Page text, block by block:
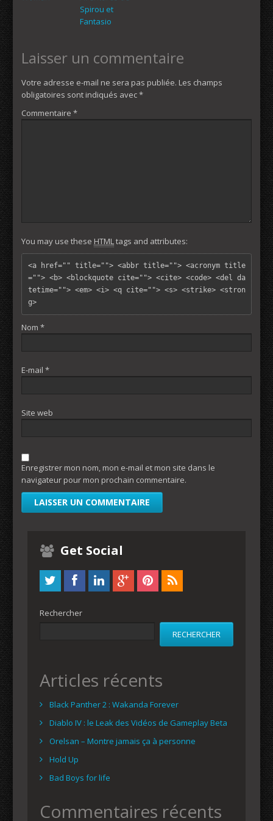
Spirou et
Fantasio
Laisser un commentaire
Votre adresse e-mail ne sera pas publiée. Les champs
obligatoires sont indiqués avec*
Commentaire *
You may use these HTMLtags and attributes:
<a href="" title=""> <abbr title=""> <acronym title
=""> <b> <blockquote cite=""> <cite> <code> <del da
tetime=""> <em> <i> <q cite=""> <s> <strike> <stron
g>
Nom *
E-mail *
Site web
Enregistrer mon nom, mon e-mail et mon site dans le
navigateur pour mon prochain commentaire.
Get Social
Rechercher
RECHERCHER
Articles récents
Black Panther 2 : Wakanda Forever
Diablo IV : le Leak des Vidéos de Gameplay Beta
Orelsan – Montre jamais ça à personne
Hold Up
Bad Boys for life
Commentaires récents